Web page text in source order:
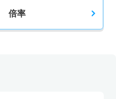
倍率